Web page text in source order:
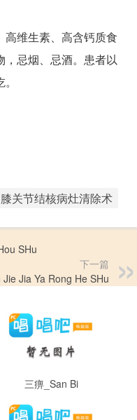
高维生素、高含钙质食
忌烟、忌酒。患者以
膝关节结核病灶清除术
SHu
下一篇
Jia Ya Rong He SHu
三痹_San Bi